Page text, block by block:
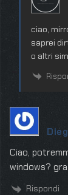
ciao,
saprei
o altri
Ciao,
windows?
Rispondi